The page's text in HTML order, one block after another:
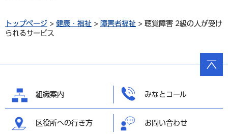
トップページ > 健康・福祉 > 障害者福祉 > 聴覚障害 2級の人が受け
られるサービス
組織案内 みなとコール
区役所への行き方 お問い合わせ
ページ
の先頭